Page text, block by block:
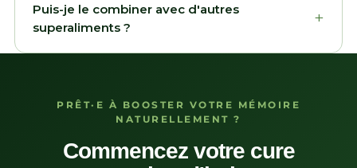
Puis-je le combiner avec d'autres
superaliments ?
+
PRÊT·E À BOOSTER VOTRE MÉMOIRE
NATURELLEMENT ?
Commencez votre cure